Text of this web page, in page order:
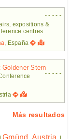
- - - - -
expositions &
centres
, España
Goldener Stern
- - - - -
Más resultados
Gmünd, Austria